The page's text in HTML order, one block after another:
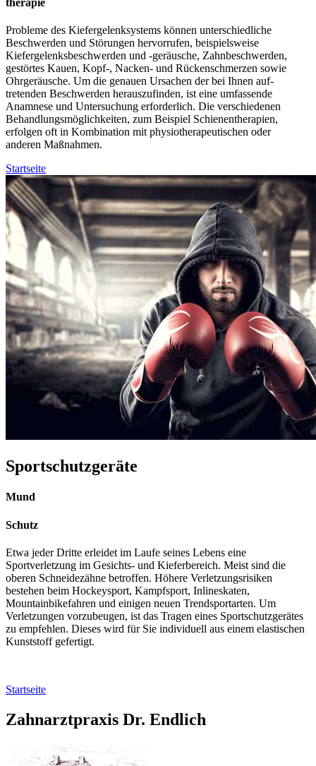
Probleme des Kiefergelenksystems können unterschiedliche
Beschwerden und Störungen hervorrufen, beispielsweise
Kiefergelenksbeschwerden und -geräusche, Zahnbeschwerden,
gestörtes Kauen, Kopf-, Nacken- und Rückenschmerzen sowie
Ohrgeräusche. Um die genauen Ursachen der bei Ihnen auf-
tretenden Beschwerden herauszufinden, ist eine umfassende
Anamnese und Untersuchung erforderlich. Die verschiedenen
Behandlungsmöglichkeiten, zum Beispiel Schienentherapien,
erfolgen oft in Kombination mit physiotherapeutischen oder
anderen Maßnahmen.
Startseite
Sportschutzgeräte
Mund
Schutz
Etwa jeder Dritte erleidet im Laufe seines Lebens eine
Sportverletzung im Gesichts- und Kieferbereich. Meist sind die
oberen Schneidezähne betroffen. Höhere Verletzungsrisiken
bestehen beim Hockeysport, Kampfsport, Inlineskaten,
Mountainbikefahren und einigen neuen Trendsportarten. Um
Verletzungen vorzubeugen, ist das Tragen eines Sportschutzgerätes
zu empfehlen. Dieses wird für Sie individuell aus einem elastischen
Kunststoff gefertigt.
Startseite
Zahnarztpraxis Dr. Endlich